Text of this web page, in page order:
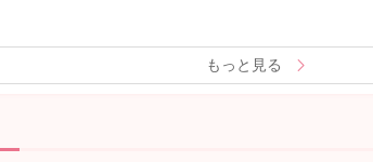
もっと見る